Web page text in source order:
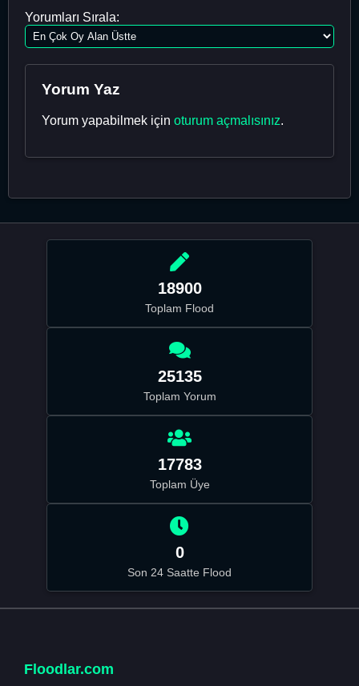
Yorumları Sırala:
Yorum Yaz
Yorum yapabilmek için oturum açmalısınız.
18900
Toplam Flood
25135
Toplam Yorum
17783
Toplam Üye
0
Son 24 Saatte Flood
Floodlar.com